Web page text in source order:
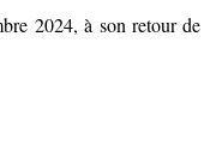
2024, à son retour de